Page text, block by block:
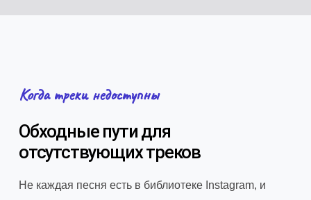
Когда треки недоступны
Обходные пути для
отсутствующих треков
Не каждая песня есть в библиотеке Instagram, и